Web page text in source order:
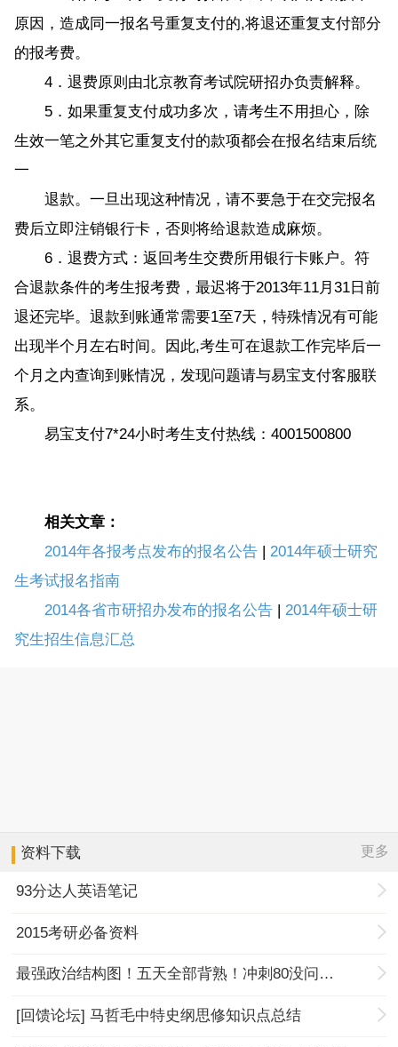
原因，造成同一报名号重复支付的,将退还重复支付部分
的报考费。
4．退费原则由北京教育考试院研招办负责解释。
5．如果重复支付成功多次，请考生不用担心，除
生效一笔之外其它重复支付的款项都会在报名结束后统
一
退款。一旦出现这种情况，请不要急于在交完报名
费后立即注销银行卡，否则将给退款造成麻烦。
6．退费方式：返回考生交费所用银行卡账户。符
合退款条件的考生报考费，最迟将于2013年11月31日前
退还完毕。退款到账通常需要1至7天，特殊情况有可能
出现半个月左右时间。因此,考生可在退款工作完毕后一
个月之内查询到账情况，发现问题请与易宝支付客服联
系。
易宝支付7*24小时考生支付热线：4001500800
相关文章：
2014年各报考点发布的报名公告| 2014年硕士研究
生考试报名指南
2014各省市研招办发布的报名公告| 2014年硕士研
究生招生信息汇总
资料下载 更多
93分达人英语笔记
2015考研必备资料
最强政治结构图！五天全部背熟！冲刺80没问题！
[回馈论坛] 马哲毛中特史纲思修知识点总结